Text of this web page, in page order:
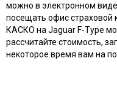
можно в электронном
посещать офис страховой
КАСКО на Jaguar F-Type
рассчитайте стоимость,
некоторое время вам на